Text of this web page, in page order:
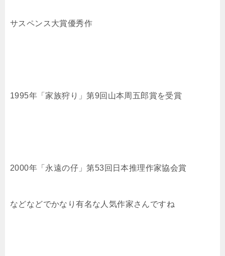
サスペンス大賞優秀作
1995年「家族狩り」第9回山本周五郎賞を受賞
2000年「永遠の仔」第53回日本推理作家協会賞
などなどでかなり有名な人気作家さんですね